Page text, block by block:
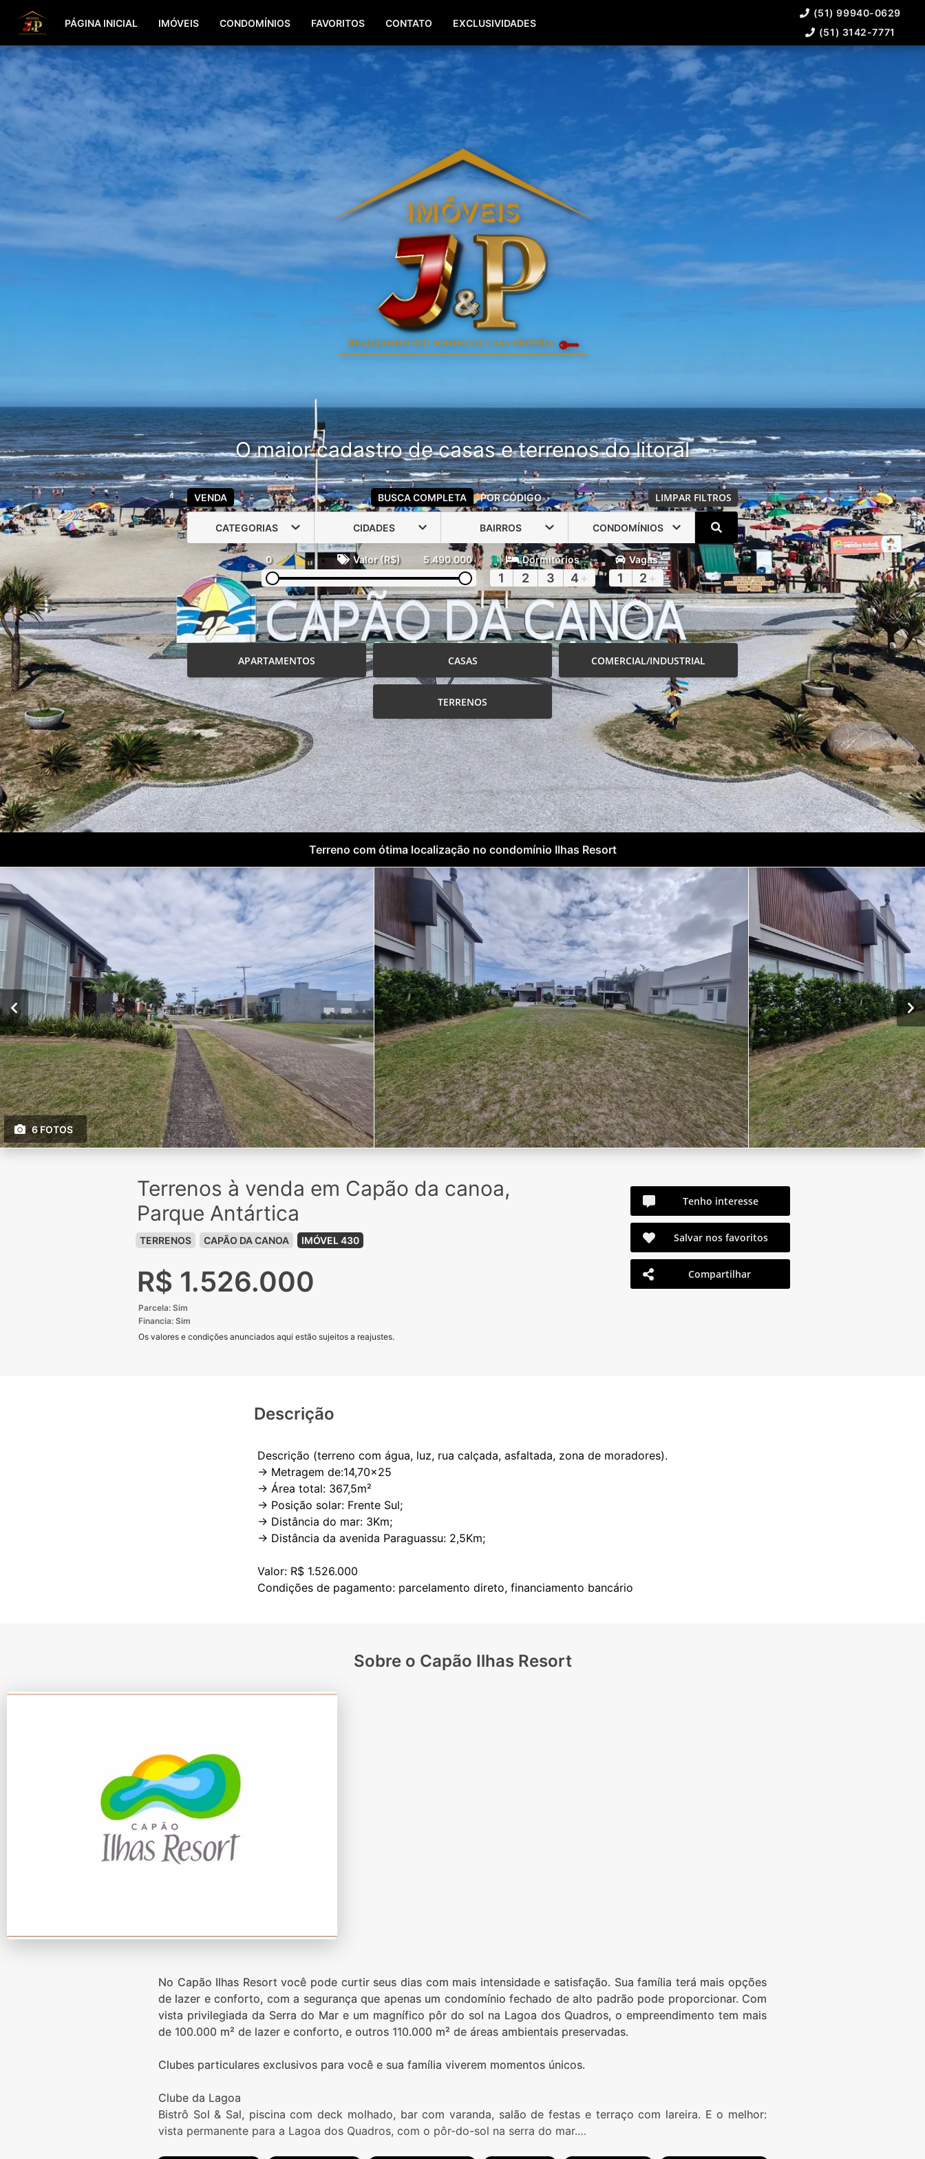
(51) 99940-0629 (51) 3142-7771
PÁGINA INICIAL IMÓVEIS CONDOMÍNIOS FAVORITOS CONTATO EXCLUSIVIDADES
(51) 99940-0629
(51) 3142-7771
O maior cadastro de casas e terrenos do litoral
VENDA BUSCA COMPLETA POR CÓDIGO LIMPAR FILTROS
CATEGORIAS CIDADES BAIRROS CONDOMÍNIOS
0 Valor (R$) 5.490.000 Dormitórios
1 2 3 4 +
Vagas
1 2 +
APARTAMENTOS CASAS COMERCIAL/INDUSTRIAL
TERRENOS
Terreno com ótima localização no condomínio Ilhas Resort
6 FOTOS
Terrenos à venda em Capão da canoa,
Parque Antártica
TERRENOS CAPÃO DA CANOA IMÓVEL 430
R$ 1.526.000
Parcela: Sim
Financia: Sim
Os valores e condições anunciados aqui estão sujeitos a reajustes.
Tenho interesse
Salvar nos favoritos
Compartilhar
Descrição
Descrição (terreno com água, luz, rua calçada, asfaltada, zona de moradores).
-> Metragem de:14,70x25
-> Área total: 367,5m²
-> Posição solar: Frente Sul;
-> Distância do mar: 3Km;
-> Distância da avenida Paraguassu: 2,5Km;
Valor: R$ 1.526.000
Sobre o Capão Ilhas Resort
No Capão Ilhas Resort você pode curtir seus dias com mais intensidade e satisfação. Sua família terá mais opções
de lazer e conforto, com a segurança que apenas um condomínio fechado de alto padrão pode proporcionar. Com
vista privilegiada da Serra do Mar e um magnífico pôr do sol na Lagoa dos Quadros, o empreendimento tem mais
de 100.000 m² de lazer e conforto, e outros 110.000 m² de áreas ambientais preservadas.
Clubes particulares exclusivos para você e sua família viverem momentos únicos.
Clube da Lagoa
Bistrô Sol & Sal, piscina com deck molhado, bar com varanda, salão de festas e terraço com lareira. E o melhor:
vista permanente para a Lagoa dos Quadros, com o pôr-do-sol na serra do mar.